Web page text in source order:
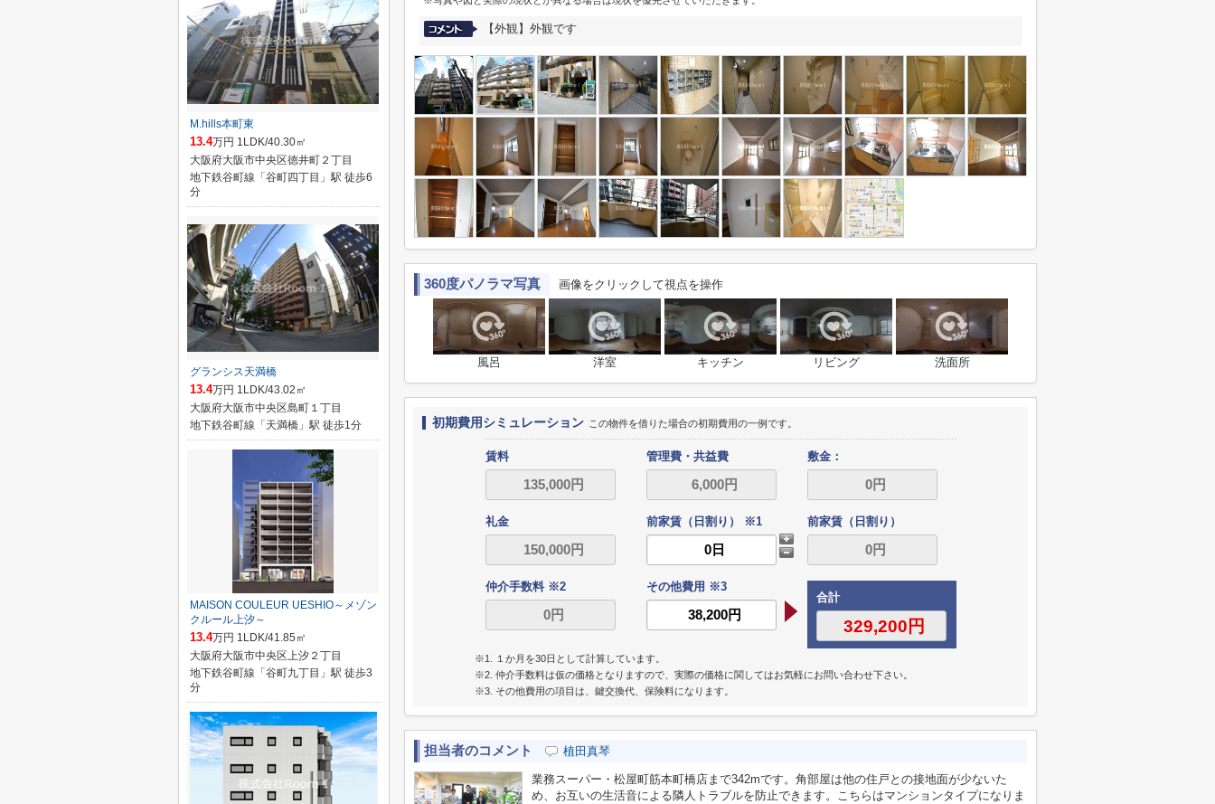
【外観】外観です
360度パノラマ写真 画像をクリックして視点を操作
風呂 洋室 キッチン リビング 洗面所
初期費用シミュレーション この物件を借りた場合の初期費用の一例です。
賃料 管理費・共益費 敷金：
礼金 前家賃（日割り） ※1 前家賃（日割り）
仲介手数料 ※2
その他費用 ※3
合計
※1. １か月を30日として計算しています。
※2. 仲介手数料は仮の価格となりますので、実際の価格に関してはお気軽にお問い合わせ下さい。
※3. その他費用の項目は、鍵交換代、保険料になります。
担当者のコメント 植田真琴
業務スーパー・松屋町筋本町橋店まで342mです。角部屋は他の住戸との接地面が少ないた
め、お互いの生活音による隣人トラブルを防止できます。こちらはマンションタイプになりま
M.hills本町東
13.4万円 1LDK/40.30㎡
大阪府大阪市中央区徳井町２丁目
地下鉄谷町線「谷町四丁目」駅 徒歩6
分
グランシス天満橋
13.4万円 1LDK/43.02㎡
大阪府大阪市中央区島町１丁目
地下鉄谷町線「天満橋」駅 徒歩1分
MAISON COULEUR UESHIO～メゾン
クルール上汐～
13.4万円 1LDK/41.85㎡
大阪府大阪市中央区上汐２丁目
地下鉄谷町線「谷町九丁目」駅 徒歩3
分